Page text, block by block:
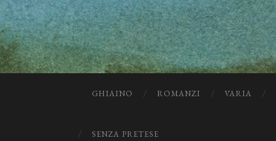
GHIAINO ROMANZI VARIA
SENZA PRETESE